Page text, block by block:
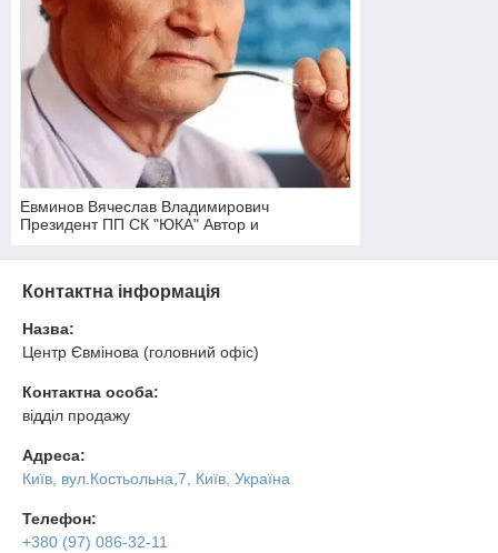
Евминов Вячеслав Владимирович
Президент ПП СК "ЮКА" Автор и
Евминова
Контактна інформація
Назва:
Центр Євмінова (головний офіс)
Контактна особа:
відділ продажу
Адреса:
Київ, вул.Костьольна,7, Київ, Україна
Телефон:
+380 (97) 086-32-11